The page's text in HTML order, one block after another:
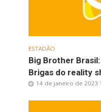
ESTADÃO
Big Brother
Brigas do reality
14 de janeiro de 2023